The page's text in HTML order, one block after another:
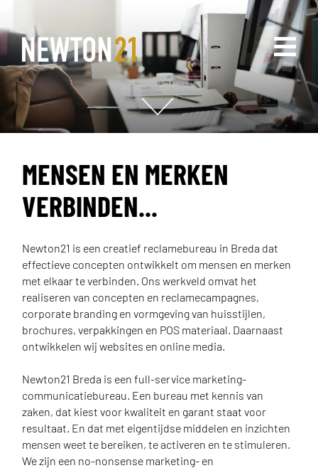
home
projecten
disciplines
over ons
contact
MENSEN EN MERKEN
VERBINDEN...
Newton21 is een creatief reclamebureau in Breda dat
effectieve concepten ontwikkelt om mensen en merken
met elkaar te verbinden. Ons werkveld omvat het
realiseren van concepten en reclamecampagnes,
corporate branding en vormgeving van huisstijlen,
brochures, verpakkingen en POS materiaal. Daarnaast
ontwikkelen wij websites en online media.
Newton21 Breda is een full-service marketing-
communicatiebureau. Een bureau met kennis van
zaken, dat kiest voor kwaliteit en garant staat voor
resultaat. En dat met eigentijdse middelen en inzichten
mensen weet te bereiken, te activeren en te stimuleren.
We zijn een no-nonsense marketing- en